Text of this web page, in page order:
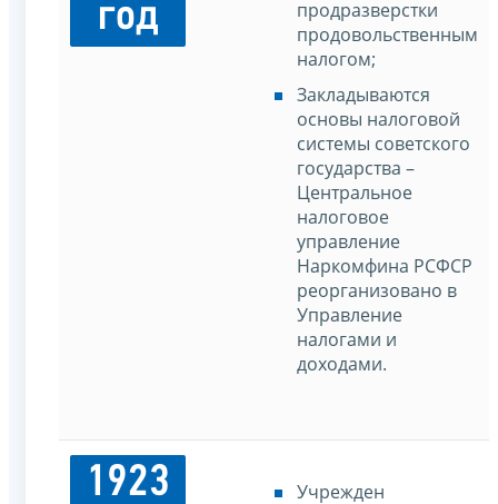
год
продразверстки
продовольственным
налогом;
Закладываются
основы налоговой
системы советского
государства –
Центральное
налоговое
управление
Наркомфина РСФСР
реорганизовано в
Управление
налогами и
доходами.
1923
Учрежден